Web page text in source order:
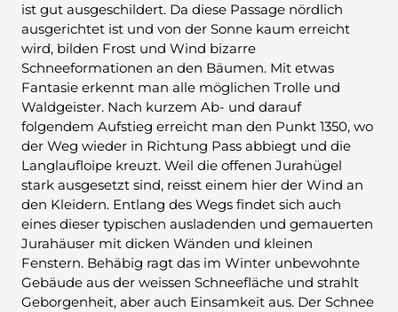
ist gut ausgeschildert. Da diese Passage nördlich
ausgerichtet ist und von der Sonne kaum erreicht
wird, bilden Frost und Wind bizarre
Schneeformationen an den Bäumen. Mit etwas
Fantasie erkennt man alle möglichen Trolle und
Waldgeister. Nach kurzem Ab- und darauf
folgendem Aufstieg erreicht man den Punkt 1350, wo
der Weg wieder in Richtung Pass abbiegt und die
Langlaufloipe kreuzt. Weil die offenen Jurahügel
stark ausgesetzt sind, reisst einem hier der Wind an
den Kleidern. Entlang des Wegs findet sich auch
eines dieser typischen ausladenden und gemauerten
Jurahäuser mit dicken Wänden und kleinen
Fenstern. Behäbig ragt das im Winter unbewohnte
Gebäude aus der weissen Schneefläche und strahlt
Geborgenheit, aber auch Einsamkeit aus. Der Schnee